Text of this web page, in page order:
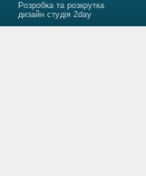
Розробка та розкрутка
дизайн студія 2day